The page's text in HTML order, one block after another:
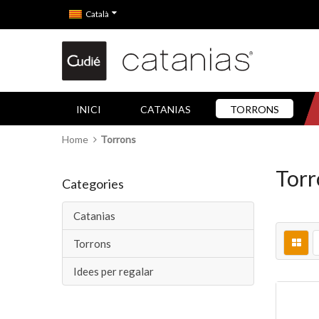
Català
INICI CATANIAS TORRONS
Home Torrons
Categories
Catanias
Torrons
Idees per regalar